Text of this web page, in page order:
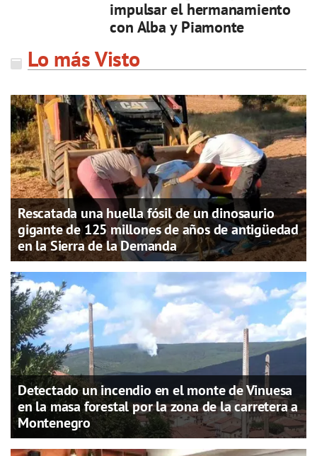
impulsar el hermanamiento
con Alba y Piamonte
Lo más Visto
Rescatada una huella fósil de un dinosaurio
gigante de 125 millones de años de antigüedad
en la Sierra de la Demanda
Detectado un incendio en el monte de Vinuesa
en la masa forestal por la zona de la carretera a
Montenegro